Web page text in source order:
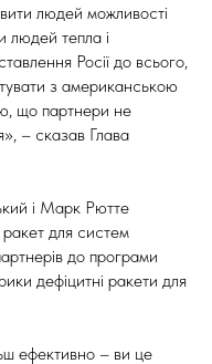
людей можливості
людей тепла і
Росії до всього,
з американською
що партнери не
– сказав Глава
і Марк Рютте
для систем
до програми
дефіцитні ракети для
ефективно – ви це